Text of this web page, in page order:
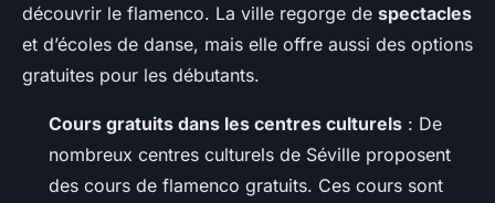
découvrir le flamenco. La ville regorge de spectacles
et d’écoles de danse, mais elle offre aussi des options
gratuites pour les débutants.
Cours gratuits dans les centres culturels : De
nombreux centres culturels de Séville proposent
des cours de flamenco gratuits. Ces cours sont